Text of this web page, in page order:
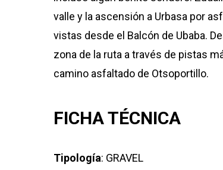
valle y la ascensión a Urbasa por
vistas desde el Balcón de Ubaba.
zona de la ruta a través de pistas
camino asfaltado de Otsoportillo.
FICHA TÉCNICA
Tipología: GRAVEL